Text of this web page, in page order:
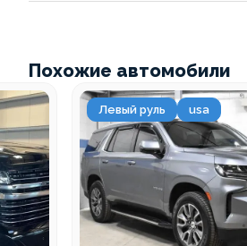
Похожие автомобили
Левый руль usa